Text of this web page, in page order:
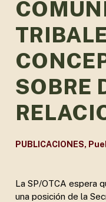
SOBRE
PUBLICACIONES,
La SP/OTCA espera
una posición de la